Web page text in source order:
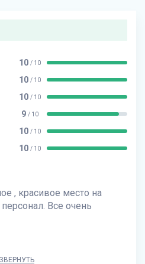
10 / 10
10 / 10
10 / 10
9 / 10
10 / 10
10 / 10
, красивое место на
Все очень